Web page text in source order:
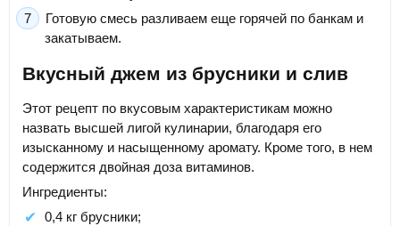
Готовую смесь разливаем еще горячей по банкам и
закатываем.
Вкусный джем из брусники и слив
Этот рецепт по вкусовым характеристикам можно
назвать высшей лигой кулинарии, благодаря его
изысканному и насыщенному аромату. Кроме того, в нем
содержится двойная доза витаминов.
Ингредиенты:
0,4 кг брусники;